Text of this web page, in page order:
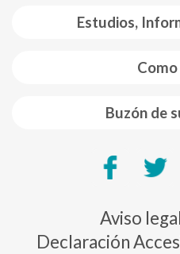
Estudios,
Buzón de
Aviso legal
Declaración